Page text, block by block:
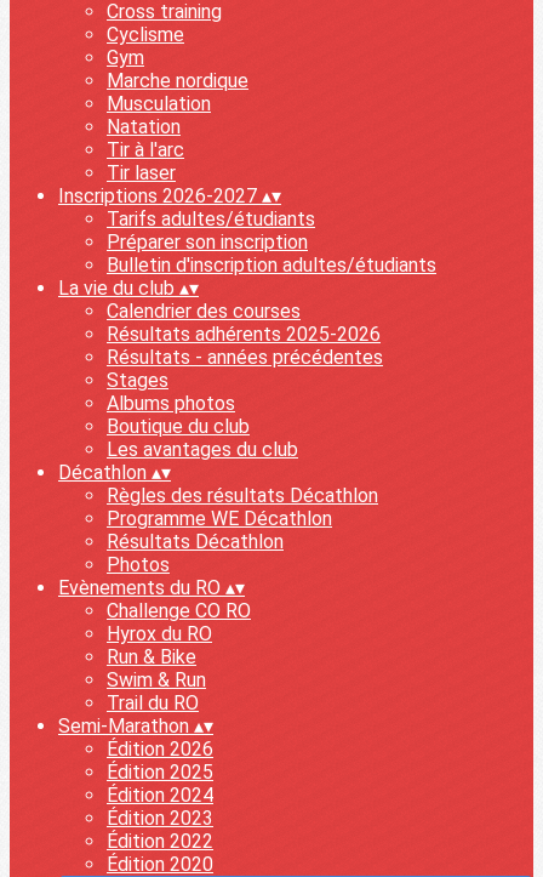
Cross training
Cyclisme
Gym
Marche nordique
Musculation
Natation
Tir à l'arc
Tir laser
Inscriptions 2026-2027 ▴▾
Tarifs adultes/étudiants
Préparer son inscription
Bulletin d'inscription adultes/étudiants
La vie du club ▴▾
Calendrier des courses
Résultats adhérents 2025-2026
Résultats - années précédentes
Stages
Albums photos
Boutique du club
Les avantages du club
Décathlon ▴▾
Règles des résultats Décathlon
Programme WE Décathlon
Résultats Décathlon
Photos
Evènements du RO ▴▾
Challenge CO RO
Hyrox du RO
Run & Bike
Swim & Run
Trail du RO
Semi-Marathon ▴▾
Édition 2026
Édition 2025
Édition 2024
Édition 2023
Édition 2022
Édition 2020